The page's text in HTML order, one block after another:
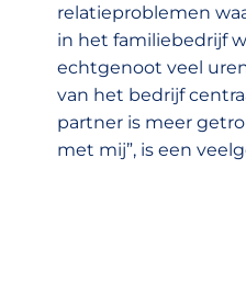
relatieproblemen
in het familiebedrijf
echtgenoot veel
van het bedrijf
partner is meer
met mij”, is een